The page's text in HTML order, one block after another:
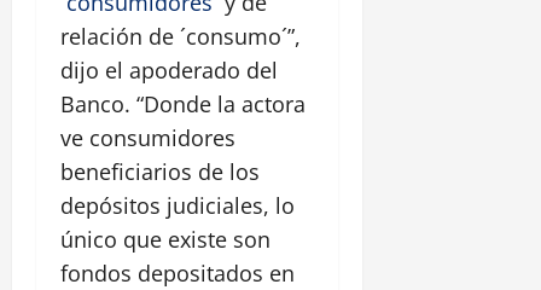
relación de ´consumo´”,
dijo el apoderado del
Banco. “Donde la actora
ve consumidores
beneficiarios de los
depósitos judiciales, lo
único que existe son
fondos depositados en